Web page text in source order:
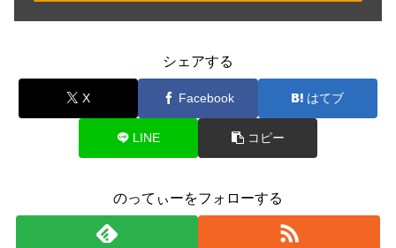
シェアする
X Facebook はてブ
LINE コピー
のってぃーをフォローする